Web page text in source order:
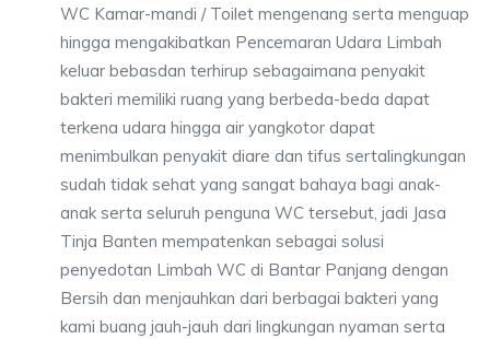
WC Kamar-mandi / Toilet mengenang serta menguap
hingga mengakibatkan Pencemaran Udara Limbah
keluar bebasdan terhirup sebagaimana penyakit
bakteri memiliki ruang yang berbeda-beda dapat
terkena udara hingga air yangkotor dapat
menimbulkan penyakit diare dan tifus sertalingkungan
sudah tidak sehat yang sangat bahaya bagi anak-
anak serta seluruh penguna WC tersebut, jadi Jasa
Tinja Banten mempatenkan sebagai solusi
penyedotan Limbah WC di Bantar Panjang dengan
Bersih dan menjauhkan dari berbagai bakteri yang
kami buang jauh-jauh dari lingkungan nyaman serta